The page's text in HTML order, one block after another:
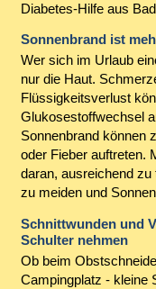
Diabetes-Hilfe aus
Sonnenbrand ist
Wer sich im Urlaub
nur die Haut.
Flüssigkeitsverlust
Glukosestoffwechsel
Sonnenbrand können
oder Fieber auftreten.
daran, ausreichend
zu meiden und
Schnittwunden und
Schulter nehmen
Ob beim
Campingplatz - kleine